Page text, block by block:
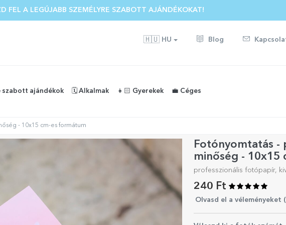
FEL A LEGÚJABB SZEMÉLYRE SZABOTT AJÁNDÉKOKAT!
🇭🇺 HU Blog
szabott ajándékok 🗓️ Alkalmak 👧🏻 Gyerekek 💼 Céges
- 10x15 cm-es formátum
Fotónyomtatás -
minőség - 10x15
professzionális fotópapír,
240 Ft
Olvasd el a véleményeket (